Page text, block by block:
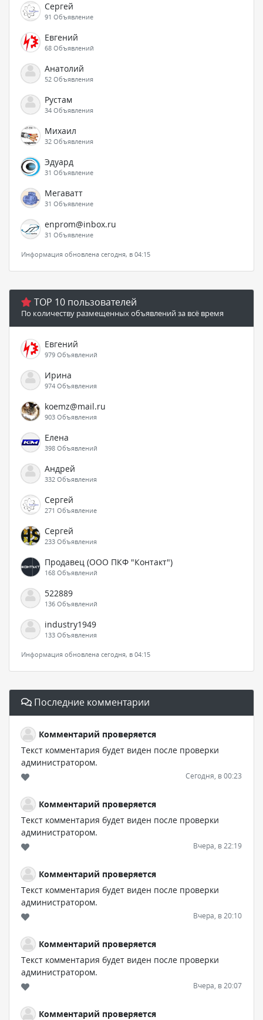
Сергей
91 Объявление
Евгений
68 Объявлений
Анатолий
52 Объявления
Рустам
34 Объявления
Михаил
32 Объявления
Эдуард
31 Объявление
Мегаватт
31 Объявление
enprom@inbox.ru
31 Объявление
Информация обновлена сегодня, в 04:15
TOP 10 пользователей
По количеству размещенных объявлений за всё время
Евгений
979 Объявлений
Ирина
974 Объявления
koemz@mail.ru
903 Объявления
Елена
398 Объявлений
Андрей
332 Объявления
Сергей
271 Объявление
Сергей
233 Объявления
Продавец (ООО ПКФ "Контакт")
168 Объявлений
522889
136 Объявлений
industry1949
133 Объявления
Информация обновлена сегодня, в 04:15
Последние комментарии
Комментарий проверяется
Текст комментария будет виден после проверки
администратором.
Сегодня, в 00:23
Комментарий проверяется
Текст комментария будет виден после проверки
администратором.
Вчера, в 22:19
Комментарий проверяется
Текст комментария будет виден после проверки
администратором.
Вчера, в 20:10
Комментарий проверяется
Текст комментария будет виден после проверки
администратором.
Вчера, в 20:07
Комментарий проверяется